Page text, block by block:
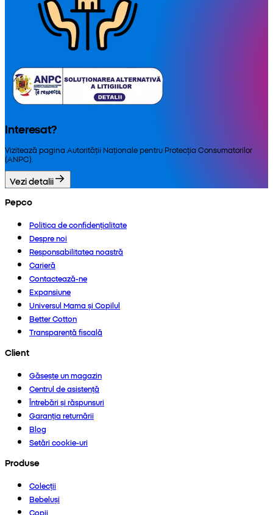
Interesat?
Vizitează pagina Autorității Naționale pentru Protecția Consumatorilor
(ANPC).
Vezi detalii
Pepco
Politica de confidențialitate
Despre noi
Responsabilitatea noastră
Carieră
Contactează-ne
Expansiune
Universul Mama și Copilul
Better Cotton
Transparență fiscală
Client
Găsește un magazin
Centrul de asistență
Întrebări și răspunsuri
Garanția returnării
Blog
Setări cookie-uri
Produse
Colecții
Bebeluși
Copii